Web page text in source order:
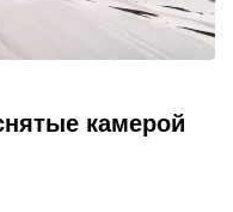
камерой